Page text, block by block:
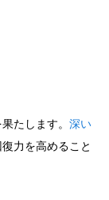
たします。 深い
力を高めること